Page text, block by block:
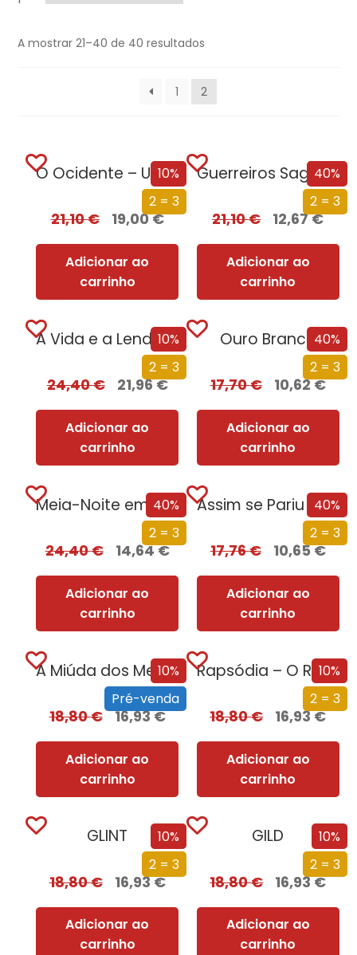
A mostrar 21–40 de 40 resultados
1 2
10%
2 = 3
O Ocidente – Uma Nova História de um Conceito Milenar
21,10€ 19,00€
Adicionar ao
carrinho
40%
2 = 3
Guerreiros Sagrados
21,10€ 12,67€
Adicionar ao
carrinho
10%
2 = 3
A Vida e a Lenda do Sultão Saladino
24,40€ 21,96€
Adicionar ao
carrinho
40%
2 = 3
Ouro Branco
17,70€ 10,62€
Adicionar ao
carrinho
40%
2 = 3
Meia-Noite em Chernobyl
24,40€ 14,64€
Adicionar ao
carrinho
40%
2 = 3
Assim se Pariu o Brasil
17,76€ 10,65€
Adicionar ao
carrinho
10%
Pré-venda
A Miúda dos Meus Sonhos
18,80€ 16,93€
Adicionar ao
carrinho
10%
2 = 3
Rapsódia – O Rei da Noite
18,80€ 16,93€
Adicionar ao
carrinho
10%
2 = 3
GLINT
18,80€ 16,93€
Adicionar ao
carrinho
10%
2 = 3
GILD
18,80€ 16,93€
Adicionar ao
carrinho